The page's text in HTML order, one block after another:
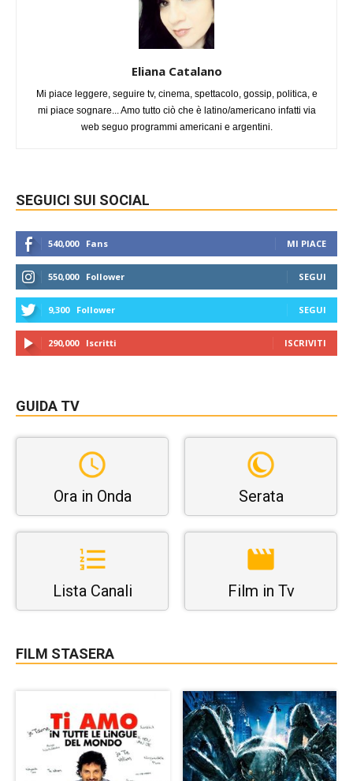
Eliana Catalano
Mi piace leggere, seguire tv, cinema, spettacolo, gossip, politica, e
mi piace sognare... Amo tutto ciò che è latino/americano infatti via
web seguo programmi americani e argentini.
SEGUICI SUI SOCIAL
540,000 Fans MI PIACE
550,000 Follower SEGUI
9,300 Follower SEGUI
290,000 Iscritti ISCRIVITI
GUIDA TV
Ora in Onda Serata
Lista Canali Film in Tv
FILM STASERA